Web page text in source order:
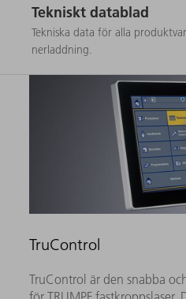
Tekniskt datablad
Tekniska data för alla
nerladdning.
TruControl
TruControl är den snabba